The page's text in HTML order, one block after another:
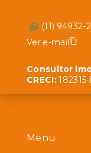
Menu
(11) 94932-
Ver e-mail
Consultor
CRECI:182315-